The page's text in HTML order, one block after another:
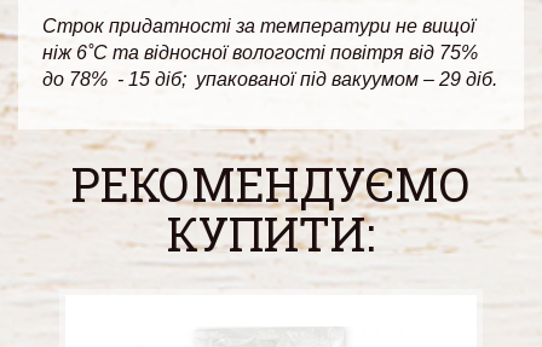
Строк придатності за температури не вищої
ніж 6˚С та відносної вологості повітря від 75%
до 78% - 15 діб; упакованої під вакуумом – 29 діб.
РЕКОМЕНДУЄМО
КУПИТИ: